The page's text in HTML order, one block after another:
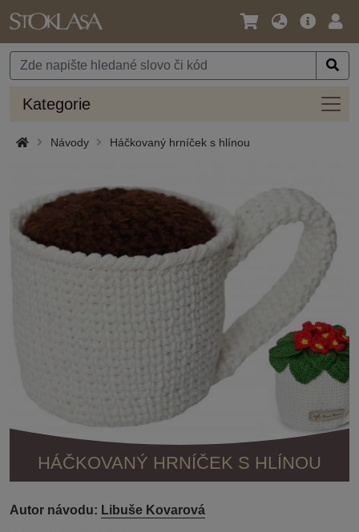
Jazyk
Měna
Hlavní
Kategorie
Návody Háčkovaný hrníček s hlínou
HÁČKOVANÝ HRNÍČEK S HLÍNOU
Autor návodu: Libuše Kovarová